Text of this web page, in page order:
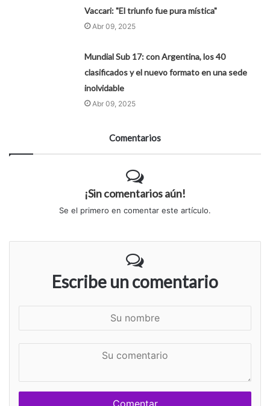
Vaccari: "El triunfo fue pura mística"
Abr 09, 2025
Mundial Sub 17: con Argentina, los 40
clasificados y el nuevo formato en una sede
inolvidable
Abr 09, 2025
Comentarios
¡Sin comentarios aún!
Se el primero en comentar este artículo.
Escribe un comentario